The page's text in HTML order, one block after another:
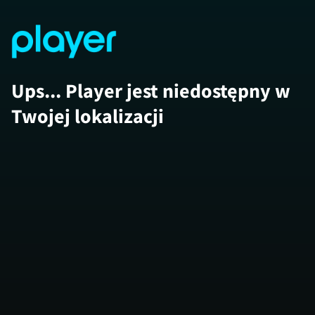
Ups... Player jest niedostępny w
Twojej lokalizacji